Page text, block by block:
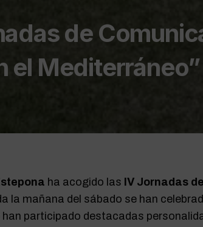
de
el Mediterráneo”
ha acogido las IV Jornadas de
la mañana del sábado se han
han participado destacadas